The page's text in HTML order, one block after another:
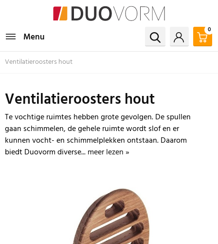
Menu
0
Ventilatieroosters hout
Ventilatieroosters hout
Te vochtige ruimtes hebben grote gevolgen. De spullen
gaan schimmelen, de gehele ruimte wordt slof en er
kunnen vocht- en schimmelplekken ontstaan. Daarom
biedt Duovorm diverse...meer lezen »